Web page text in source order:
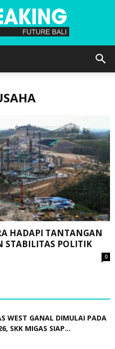
HADAPI TANTANGAN
STABILITAS POLITIK
0
WEST GANAL DIMULAI PADA
SKK MIGAS SIAP...